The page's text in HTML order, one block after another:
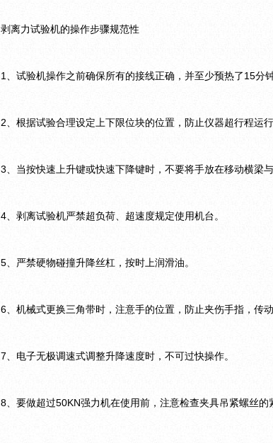
剥离力试验机的操作步骤规范性
1、试验机操作之前确保所有的接线正确，并至少预热了15分
2、根据试验合理设定上下限位块的位置，防止仪器超行程运
3、当按快速上升键或快速下降键时，不要将手放在移动横梁
4、剥离试验机严禁超负荷、超速度规定使用机台。
5、严禁硬物碰撞升降丝杠，按时上润滑油。
6、机械式更换三角带时，注意手的位置，防止夹伤手指，传
7、电子无极调速式调整升降速度时，不可过快操作。
8、要做超过50KN强力机在使用前，注意检查夹具吊紧螺丝的